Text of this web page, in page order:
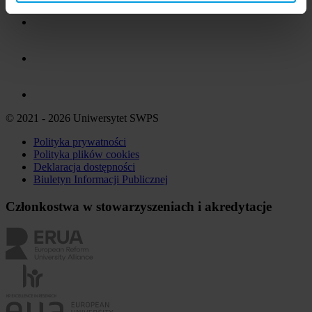
© 2021 - 2026 Uniwersytet SWPS
Polityka prywatności
Polityka plików cookies
Deklaracja dostępności
Biuletyn Informacji Publicznej
Członkostwa w stowarzyszeniach i akredytacje